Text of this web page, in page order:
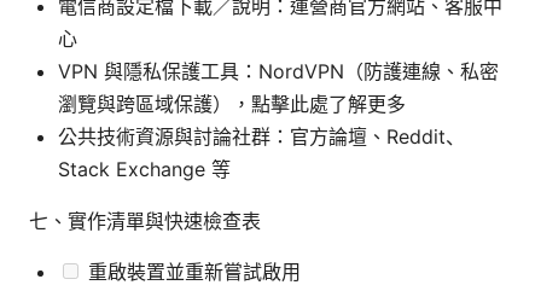
電信商設定檔下載／說明：運營商官方網站、客服中
心
VPN 與隱私保護工具：NordVPN（防護連線、私密
瀏覽與跨區域保護），點擊此處了解更多
公共技術資源與討論社群：官方論壇、Reddit、
Stack Exchange 等
七、實作清單與快速檢查表
重啟裝置並重新嘗試啟用